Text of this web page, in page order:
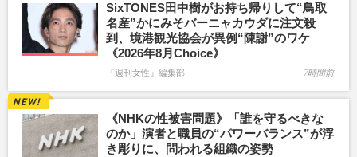
SixTONES田中樹がお持ち帰りして“鳥取
名産”かにみそバーニャカウダに注文殺
到、境港観光協会が異例“陳謝”のワケ
《2026年8月Choice》
『週刊女性』編集部 7時間前
《NHKの性被害問題》「誰を守るべきな
のか」演者と職員の“パワーバランス”が浮
き彫りに、問われる組織の姿勢